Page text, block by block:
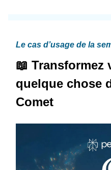
Le cas d’usage de la
📖 Transformez
quelque chose
Comet